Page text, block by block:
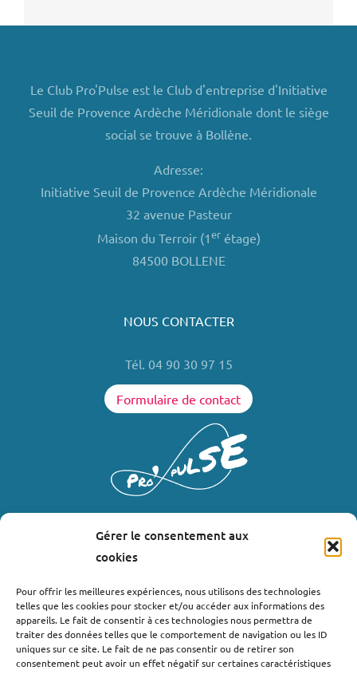
Gérer le consentement aux
cookies
Pour offrir les meilleures expériences, nous utilisons des technologies
telles que les cookies pour stocker et/ou accéder aux informations des
appareils. Le fait de consentir à ces technologies nous permettra de
traiter des données telles que le comportement de navigation ou les ID
uniques sur ce site. Le fait de ne pas consentir ou de retirer son
consentement peut avoir un effet négatif sur certaines caractéristiques
Le Club Pro'Pulse est le Club d'entreprise d'Initiative
Seuil de Provence Ardèche Méridionale dont le siège
social se trouve à Bollène.
Adresse:
Initiative Seuil de Provence Ardèche Méridionale
32 avenue Pasteur
Maison du Terroir (1erétage)
84500 BOLLENE
NOUS CONTACTER
Tél. 04 90 30 97 15
Formulaire de contact
Où nous trouver ?
Bollène
Nyons
Valréas